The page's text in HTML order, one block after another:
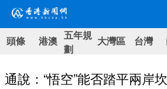
頭條 港澳 五年規
劃
大灣區 台灣
通說：“悟空”能否踏平兩岸